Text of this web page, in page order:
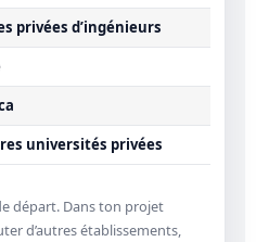
privées d’ingénieurs
universités privées
départ. Dans ton projet
d’autres établissements,